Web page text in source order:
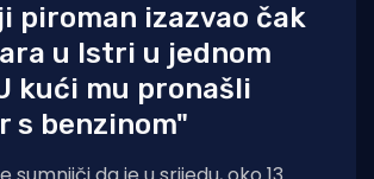
piroman izazvao čak
u Istri u jednom
kući mu pronašli
s benzinom"